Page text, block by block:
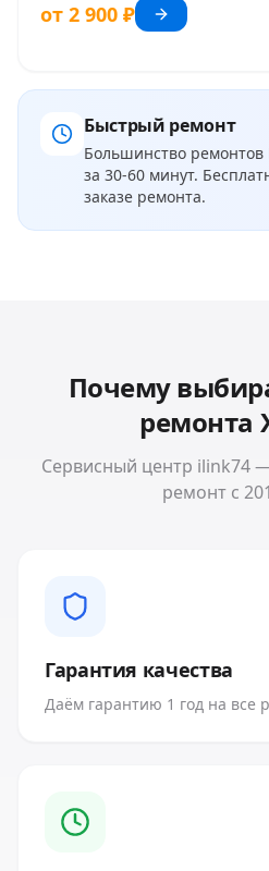
от 2 900 ₽
Быстрый ремонт
Большинство ремонтов
за 30-60 минут.
заказе ремонта.
Почему
ремонта
Сервисный центр ilink74
ремонт с
Гарантия качества
Даём гарантию 1 год на все